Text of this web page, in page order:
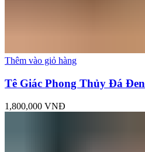
Thêm vào giỏ hàng
Tê Giác Phong Thủy Đá Đen
1,800,000 VNĐ